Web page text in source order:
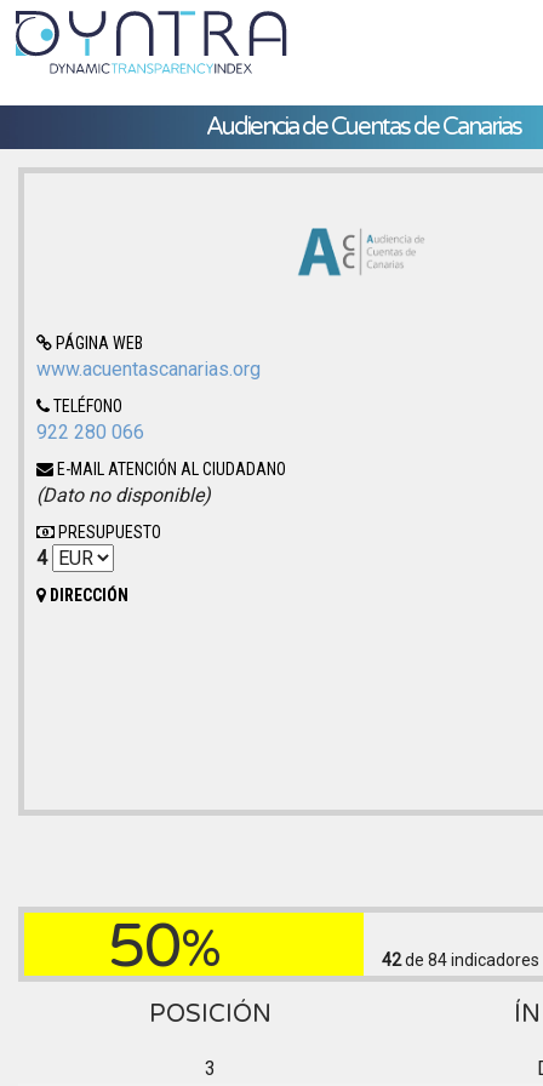
Audiencia de Cuentas de Canarias
PÁGINA WEB
www.acuentascanarias.org
TELÉFONO
922 280 066
E-MAIL ATENCIÓN AL CIUDADANO
(Dato no disponible)
PRESUPUESTO
4
DIRECCIÓN
50% 42de 84
POSICIÓN
3